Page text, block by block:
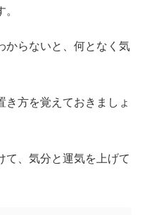
からないと、何となく気
方を覚えておきましょ
て、気分と運気を上げて